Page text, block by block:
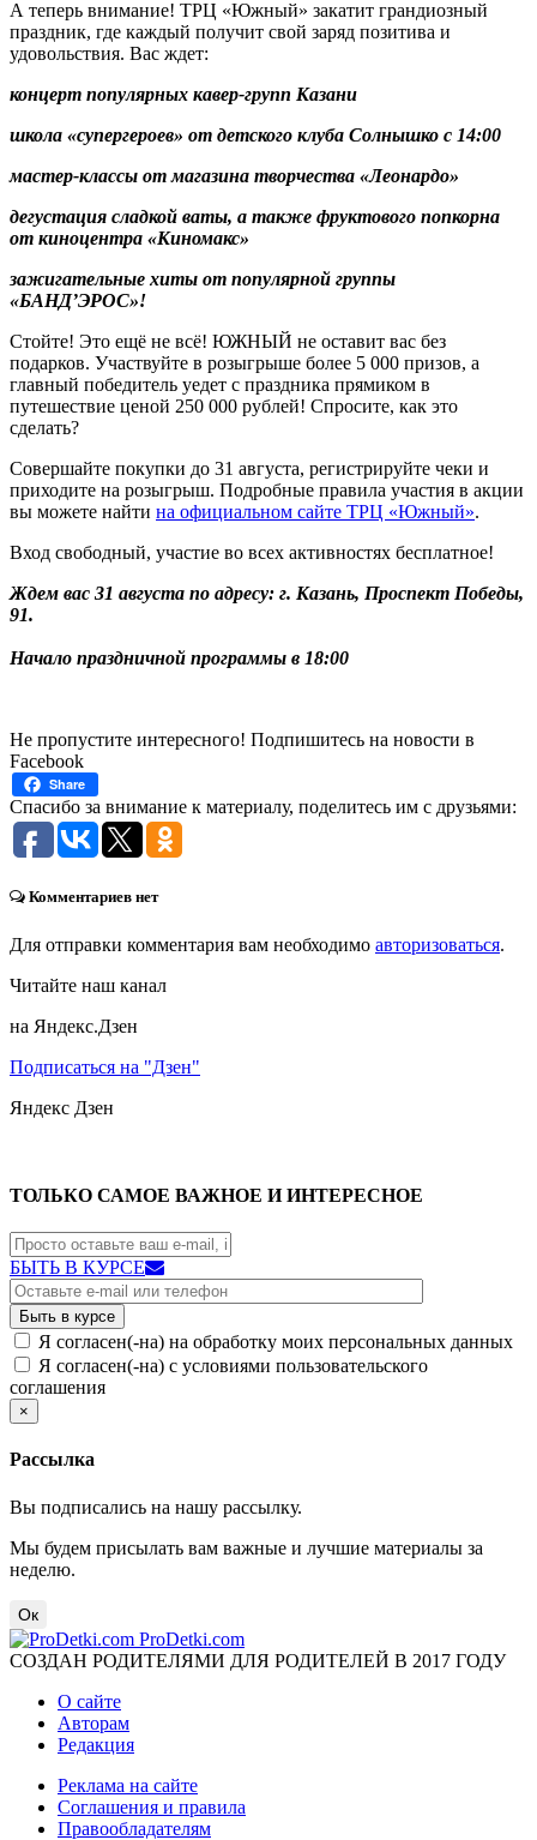
А теперь внимание! ТРЦ «Южный» закатит грандиозный
праздник, где каждый получит свой заряд позитива и
удовольствия. Вас ждет:
концерт популярных кавер-групп Казани
школа «супергероев» от детского клуба Солнышко с 14:00
мастер-классы от магазина творчества «Леонардо»
дегустация сладкой ваты, а также фруктового попкорна
от киноцентра «Киномакс»
зажигательные хиты от популярной группы
«БАНД’ЭРОС»!
Стойте! Это ещё не всё! ЮЖНЫЙ не оставит вас без
подарков. Участвуйте в розыгрыше более 5 000 призов, а
главный победитель уедет с праздника прямиком в
путешествие ценой 250 000 рублей! Спросите, как это
сделать?
Совершайте покупки до 31 августа, регистрируйте чеки и
приходите на розыгрыш. Подробные правила участия в акции
вы можете найти на официальном сайте ТРЦ «Южный».
Вход свободный, участие во всех активностях бесплатное!
Ждем вас 31 августа по адресу: г. Казань, Проспект Победы,
91.
Начало праздничной программы в 18:00
Не пропустите интересного! Подпишитесь на новости в
Facebook
Share
Спасибо за внимание к материалу, поделитесь им с друзьями:
Комментариев нет
Для отправки комментария вам необходимо авторизоваться.
Читайте наш канал
на Яндекс.Дзен
Подписаться на "Дзен"
Яндекс Дзен
ТОЛЬКО САМОЕ ВАЖНОЕ И ИНТЕРЕСНОЕ
БЫТЬ В КУРСЕ
Я согласен(-на) на обработку моих персональных данных
Я согласен(-на) с условиями пользовательского
соглашения
×
Рассылка
Вы подписались на нашу рассылку.
Мы будем присылать вам важные и лучшие материалы за
неделю.
Ок
ProDetki.com
СОЗДАН РОДИТЕЛЯМИ ДЛЯ РОДИТЕЛЕЙ В 2017 ГОДУ
О сайте
Авторам
Редакция
Реклама на сайте
Соглашения и правила
Правообладателям